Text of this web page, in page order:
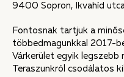
9400 Sopron, Ikvahíd
Fontosnak tartjuk a
többedmagunkkal 2017-
Várkerület egyik legszebb
Teraszunkról csodálatos